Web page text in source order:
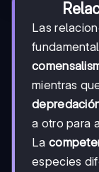
Las
mientras
a otro para
La
especies